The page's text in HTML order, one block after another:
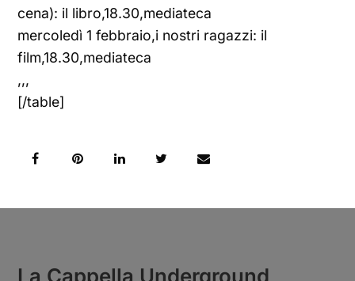
cena): il libro,18.30,mediateca
mercoledì 1 febbraio,i nostri ragazzi: il
film,18.30,mediateca
,,,
[/table]
La Cappella Underground